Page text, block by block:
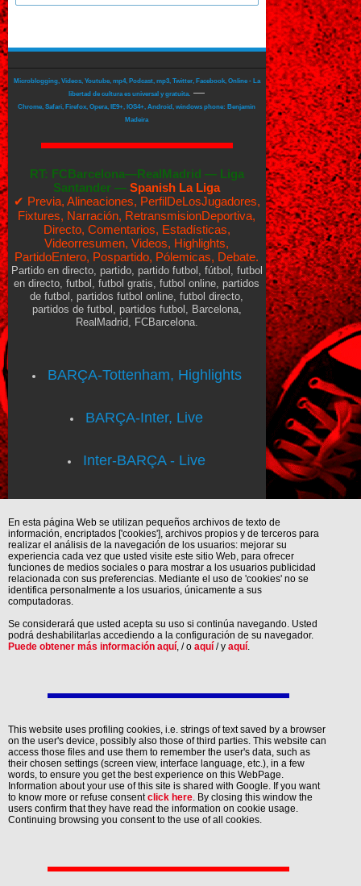
Microblogging, Videos, Youtube, mp4, Podcast, mp3, Twitter, Facebook, Online - La
libertad de cultura es universal y gratuita.
—
Chrome, Safari, Firefox, Opera, IE9+, IOS4+, Android, windows phone: Benjamin
Madeira
RT: FCBarcelona—RealMadrid — Liga
Santander —Spanish La Liga
✔ Previa, Alineaciones, PerfilDeLosJugadores,
Fixtures, Narración, RetransmisionDeportiva,
Directo, Comentarios, Estadísticas,
Videorresumen, Videos, Highlights,
PartidoEntero, Pospartido, Pólemicas, Debate.
Partido en directo, partido, partido futbol, fútbol, futbol
en directo, futbol, futbol gratis, futbol online, partidos
de futbol, partidos futbol online, futbol directo,
partidos de futbol, partidos futbol, Barcelona,
RealMadrid, FCBarcelona.
BARÇA-Tottenham, Highlights
BARÇA-Inter, Live
Inter-BARÇA - Live
En esta página Web se utilizan pequeños archivos de texto de
información, encriptados ['cookies'], archivos propios y de terceros para
realizar el análisis de la navegación de los usuarios: mejorar su
experiencia cada vez que usted visite este sitio Web, para ofrecer
funciones de medios sociales o para mostrar a los usuarios publicidad
relacionada con sus preferencias. Mediante el uso de 'cookies' no se
identifica personalmente a los usuarios, únicamente a sus
computadoras.
Se considerará que usted acepta su uso si continúa navegando. Usted
podrá deshabilitarlas accediendo a la configuración de su navegador.
Puede obtener más información aquí , / o aquí / y aquí
This website uses profiling cookies, i.e. strings of text saved by a browser
on the user's device, possibly also those of third parties. This website can
access those files and use them to remember the user's data, such as
their chosen settings (screen view, interface language, etc.), in a few
words, to ensure you get the best experience on this WebPage.
Information about your use of this site is shared with Google. If you want
to know more or refuse consentclick here . By closing this window the
users confirm that they have read the information on cookie usage.
Continuing browsing you consent to the use of all cookies.